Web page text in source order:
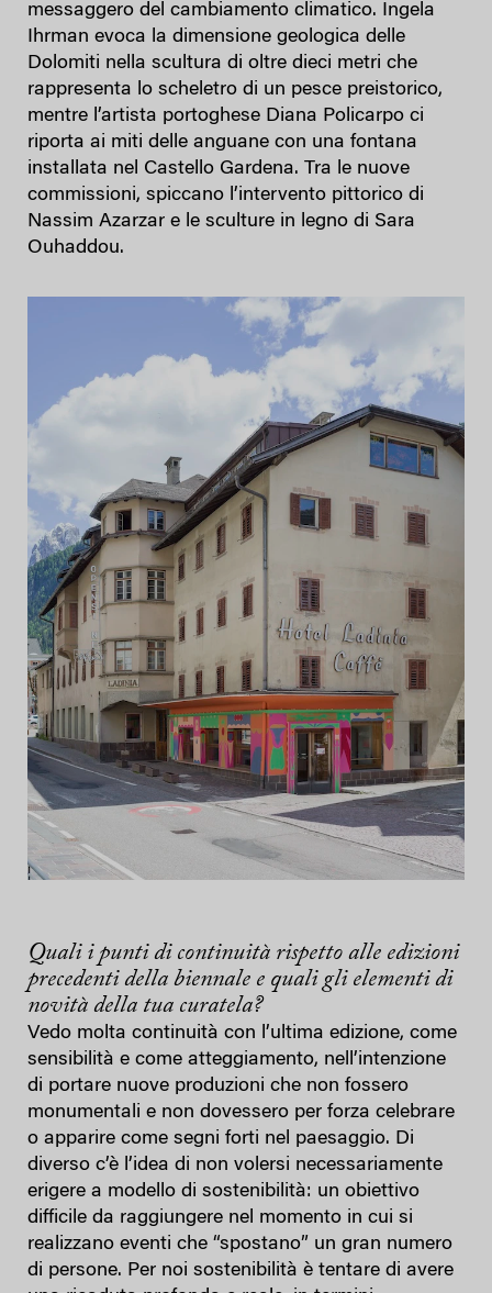
messaggero del cambiamento climatico. Ingela
Ihrman evoca la dimensione geologica delle
Dolomiti nella scultura di oltre dieci metri che
rappresenta lo scheletro di un pesce preistorico,
mentre l’artista portoghese Diana Policarpo ci
riporta ai miti delle anguane con una fontana
installata nel Castello Gardena. Tra le nuove
commissioni, spiccano l’intervento pittorico di
Nassim Azarzar e le sculture in legno di Sara
Ouhaddou.
Quali i punti di continuità rispetto alle edizioni
precedenti della biennale e quali gli elementi di
novità della tua curatela?
Vedo molta continuità con l’ultima edizione, come
sensibilità e come atteggiamento, nell’intenzione
di portare nuove produzioni che non fossero
monumentali e non dovessero per forza celebrare
o apparire come segni forti nel paesaggio. Di
diverso c’è l’idea di non volersi necessariamente
erigere a modello di sostenibilità: un obiettivo
difficile da raggiungere nel momento in cui si
realizzano eventi che “spostano” un gran numero
di persone. Per noi sostenibilità è tentare di avere